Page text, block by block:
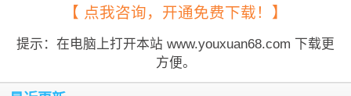
【 点我咨询，开通免费下载！】
提示：在电脑上打开本站 www.youxuan68.com 下载更
方便。